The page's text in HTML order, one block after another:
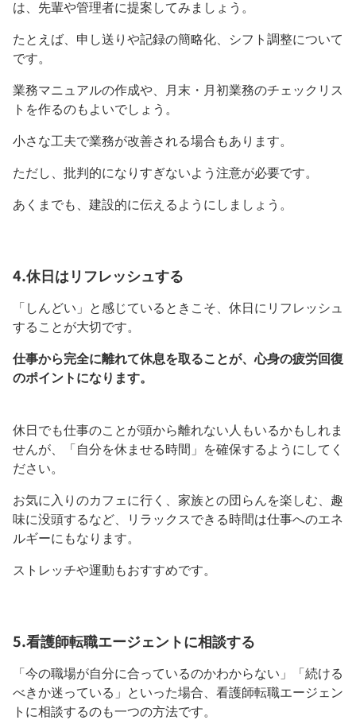
は、先輩や管理者に提案してみましょう。
たとえば、申し送りや記録の簡略化、シフト調整について
です。
業務マニュアルの作成や、月末・月初業務のチェックリス
トを作るのもよいでしょう。
小さな工夫で業務が改善される場合もあります。
ただし、批判的になりすぎないよう注意が必要です。
あくまでも、建設的に伝えるようにしましょう。
4.休日はリフレッシュする
「しんどい」と感じているときこそ、休日にリフレッシュ
することが大切です。
仕事から完全に離れて休息を取ることが、心身の疲労回復
のポイントになります。
休日でも仕事のことが頭から離れない人もいるかもしれま
せんが、「自分を休ませる時間」を確保するようにしてく
ださい。
お気に入りのカフェに行く、家族との団らんを楽しむ、趣
味に没頭するなど、リラックスできる時間は仕事へのエネ
ルギーにもなります。
ストレッチや運動もおすすめです。
5.看護師転職エージェントに相談する
「今の職場が自分に合っているのかわからない」「続ける
べきか迷っている」といった場合、看護師転職エージェン
トに相談するのも一つの方法です。